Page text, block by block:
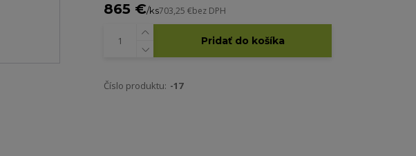
865 €/ks703,25 €bez DPH
Pridať do košíka
Číslo produktu: -17